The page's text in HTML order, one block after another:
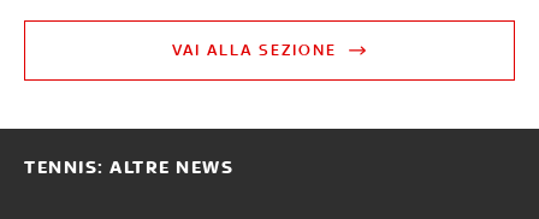
VAI ALLA SEZIONE
TENNIS: ALTRE NEWS